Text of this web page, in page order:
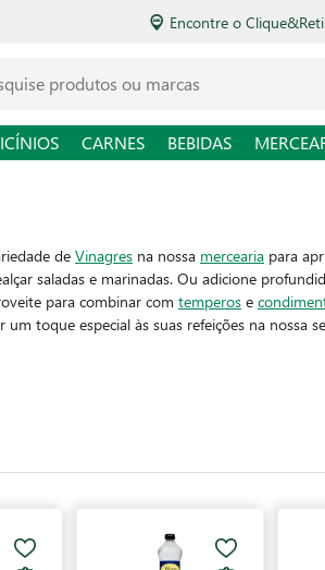
Encontre o
CARNES BEBIDAS
de Vinagres na nossa mercearia para
saladas e marinadas. Ou adicione
para combinar com temperos e
um toque especial às suas refeições na nossa